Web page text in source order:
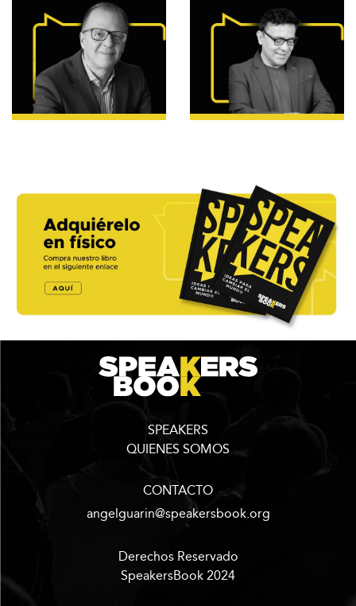
SPEAKERS
QUIENES SOMOS
CONTACTO
angelguarin@speakersbook.org
Derechos Reservado
SpeakersBook 2024